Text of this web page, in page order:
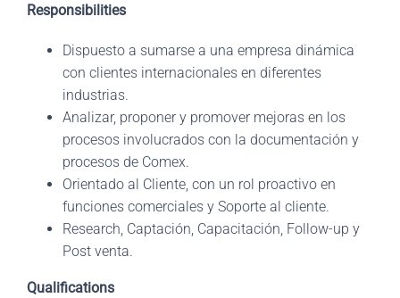
Responsibilities
Dispuesto a sumarse a una empresa dinámica
con clientes internacionales en diferentes
industrias.
Analizar, proponer y promover mejoras en los
procesos involucrados con la documentación y
procesos de Comex.
Orientado al Cliente, con un rol proactivo en
funciones comerciales y Soporte al cliente.
Research, Captación, Capacitación, Follow-up y
Post venta.
Qualifications